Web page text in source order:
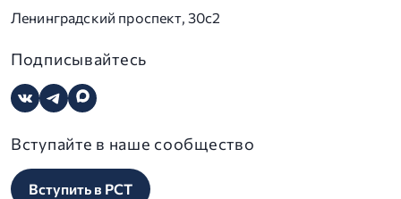
Ленинградский проспект, 30с2
Подписывайтесь
Вступайте в наше сообщество
Вступить в РСТ